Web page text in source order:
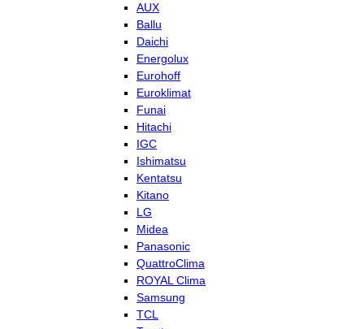
AUX
Ballu
Daichi
Energolux
Eurohoff
Euroklimat
Funai
Hitachi
IGC
Ishimatsu
Kentatsu
Kitano
LG
Midea
Panasonic
QuattroClima
ROYAL Clima
Samsung
TCL